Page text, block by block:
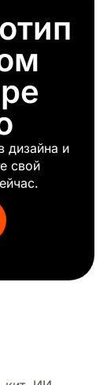
дизайна и
свой